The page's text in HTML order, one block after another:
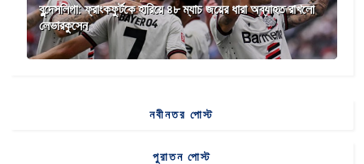
বুন্দেসলিগা: ফ্রাংকফুর্টকে হারিয়ে ৪৮ ম্যাচ জয়ের ধারা অব্যাহত রাখলো
লেভারকুসেন
নবীনতর পোস্ট
পুরাতন পোস্ট